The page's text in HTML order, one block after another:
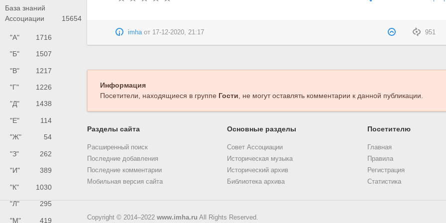
База знаний
Ассоциации
15654
"А" 1716
"Б" 1507
"В" 1217
"Г" 1226
"Д" 1438
"Е" 114
"Ж" 54
"З" 262
"И" 389
"К" 1030
"Л" 295
"М" 419
951
imhaот 17-12-2020, 21:17
Информация
Посетители, находящиеся в группе Гости, не могут оставлять комментарии к данной публикации.
Разделы сайта
Расширенный поиск
Последние добавления
Последние комментарии
Мобильная версия сайта
Основные разделы
Совет Ассоциации
Историческая музыка
Исторический архив
Библиотека архива
Посетителю
Главная
Правила
Регистрация
Статистика
Copyright © 2014–2022 www.imha.ru All Rights Reserved.